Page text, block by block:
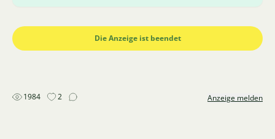
Die Anzeige ist beendet
1984 2 Anzeige melden